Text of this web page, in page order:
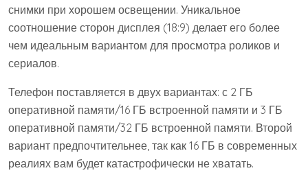
снимки при хорошем освещении. Уникальное
соотношение сторон дисплея (18:9) делает его более
чем идеальным вариантом для просмотра роликов и
сериалов.
Телефон поставляется в двух вариантах: с 2 ГБ
оперативной памяти/16 ГБ встроенной памяти и 3 ГБ
оперативной памяти/32 ГБ встроенной памяти. Второй
вариант предпочтительнее, так как 16 ГБ в современных
реалиях вам будет катастрофически не хватать.